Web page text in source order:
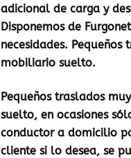
adicional de carga y
Disponemos de
necesidades.
mobiliario suelto.
Pequeños traslados
suelto, en ocasiones
conductor a domicilio
cliente si lo desea, se